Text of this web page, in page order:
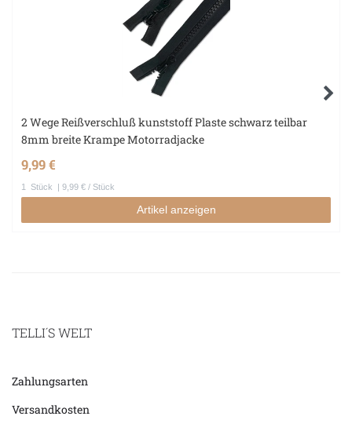
2 Wege Reißverschluß kunststoff Plaste schwarz teilbar
8mm breite Krampe Motorradjacke
9,99 €
1 Stück | 9,99 € / Stück
Artikel anzeigen
TELLI´S WELT
Zahlungsarten
Versandkosten